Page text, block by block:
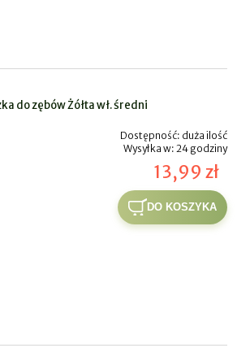
do zębów Żółta wł. średni
Dostępność: duża ilość
Wysyłka w: 24 godziny
13,99 zł
DO KOSZYKA